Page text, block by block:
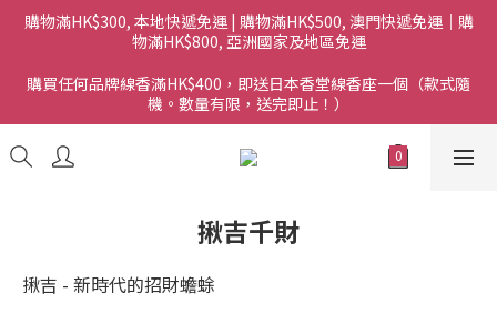
購物滿HK$300, 本地快遞免運 | 購物滿HK$500, 澳門快遞免運｜購
物滿HK$800, 亞洲國家及地區免運
購買任何品牌線香滿HK$400，即送日本香堂線香座一個（款式隨
機。數量有限，送完即止！）
揪吉千財
揪吉 - 新時代的招財蟾蜍